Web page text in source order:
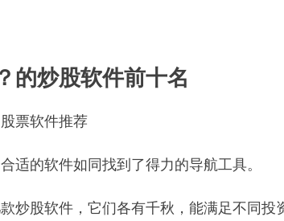
的炒股软件前十名
票软件推荐
适的软件如同找到了得力的导航工具。
炒股软件，它们各有千秋，能满足不同投